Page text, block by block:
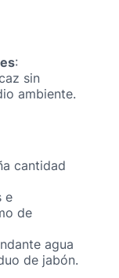
:
sin
ambiente.
cantidad
e
de
agua
de jabón.